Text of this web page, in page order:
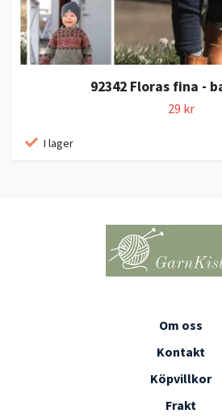
92342 Floras fina -
29 kr
I lager
Om oss
Kontakt
Köpvillkor
Frakt